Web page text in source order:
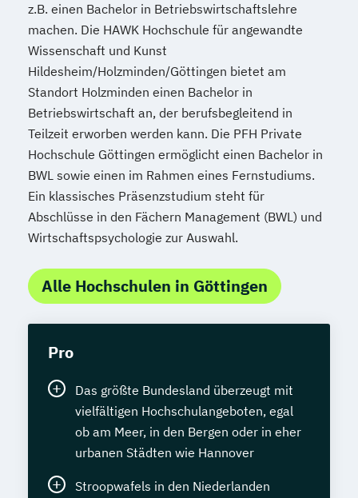
z.B. einen Bachelor in Betriebswirtschaftslehre
machen. Die HAWK Hochschule für angewandte
Wissenschaft und Kunst
Hildesheim/Holzminden/Göttingen bietet am
Standort Holzminden einen Bachelor in
Betriebswirtschaft an, der berufsbegleitend in
Teilzeit erworben werden kann. Die PFH Private
Hochschule Göttingen ermöglicht einen Bachelor in
BWL sowie einen im Rahmen eines Fernstudiums.
Ein klassisches Präsenzstudium steht für
Abschlüsse in den Fächern Management (BWL) und
Wirtschaftspsychologie zur Auswahl.
Alle Hochschulen in Göttingen
Pro
Das größte Bundesland überzeugt mit
vielfältigen Hochschulangeboten, egal
ob am Meer, in den Bergen oder in eher
urbanen Städten wie Hannover
Stroopwafels in den Niederlanden